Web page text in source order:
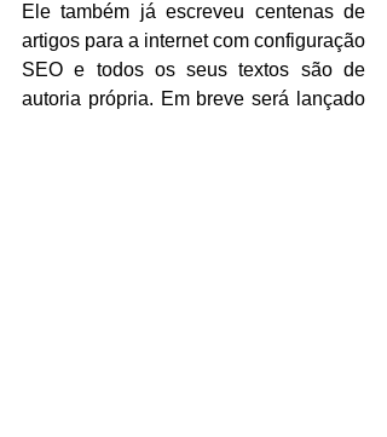
Ele também já escreveu centenas de
artigos para a internet com configuração
SEO e todos os seus textos são de
autoria própria. Em breve será lançado